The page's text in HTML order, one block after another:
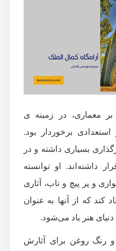
معماری، در زمینه ی
برخوردار بود.
بسیاری داشته و در
داشته‌اند. او توانسته
و پر پیچ و تاب، آثاری
کند که از آنها به عنوان
هنر یاد می‌شود.
رنگ روغن برای آثارش